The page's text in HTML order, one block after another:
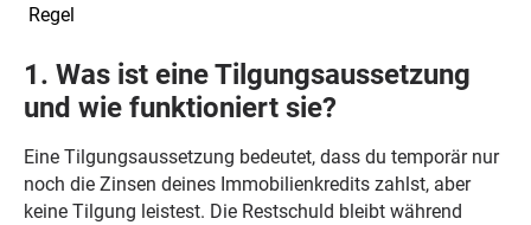
Regel
1. Was ist eine Tilgungsaussetzung
und wie funktioniert sie?
Eine Tilgungsaussetzung bedeutet, dass du temporär nur
noch die Zinsen deines Immobilienkredits zahlst, aber
keine Tilgung leistest. Die Restschuld bleibt während